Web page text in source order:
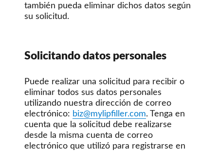
también pueda eliminar dichos datos según
su solicitud.
Solicitando datos personales
Puede realizar una solicitud para recibir o
eliminar todos sus datos personales
utilizando nuestra dirección de correo
electrónico: biz@mylipfiller.com. Tenga en
cuenta que la solicitud debe realizarse
desde la misma cuenta de correo
electrónico que utilizó para registrarse en